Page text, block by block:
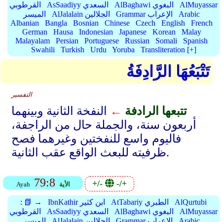
القرطوبي
AsSaadiyy السعدي AlBaghawi البغوي
AlMuyassar
الميسر
AlJalalain الجلالين Grammar الإعراب
Arabic
Albanian
Bangla Bosnian Chinese Czech English
French
German
Hausa Indonesian Japanese Korean
Malay
Malayalam
Persian Portuguese Russian Somali
Spanish
Swahili
Turkish Urdu Yoruba Transliteration [+]
تَتْبَعُهَا الرَّادِفَةُ
التفسير
تتبعها الرادفة ←
النفخة الثانية وبينهما
أربعون سنة، والجملة حال من الراجفة،
فاليوم واسع للنفختين وغيرهما فصح
ظرفيته للبعث الواقع عقب الثانية.
Ayah 79:8 الأية +/- -/+
: 📗 → IbnKathir ابن كثير AtTabariy الطبري
AlQurtubi
القرطوبي
AsSaadiyy السعدي AlBaghawi البغوي
AlMuyassar